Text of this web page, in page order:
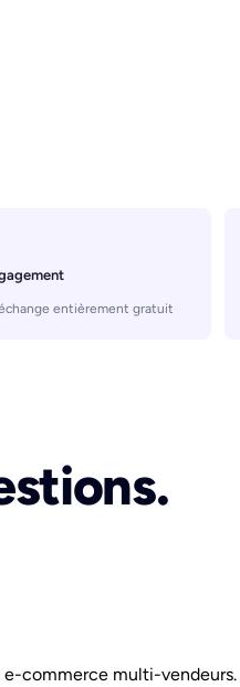
entièrement gratuit
e-commerce multi-vendeurs.